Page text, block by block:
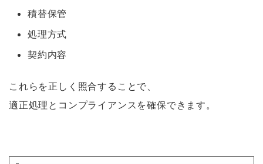
積替保管
処理方式
契約内容
これらを正しく照合することで、
適正処理とコンプライアンスを確保できます。